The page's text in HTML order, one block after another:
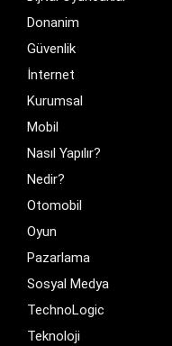
Donanim
Güvenlik
İnternet
Kurumsal
Mobil
Nasıl Yapılır?
Nedir?
Otomobil
Oyun
Pazarlama
Sosyal Medya
TechnoLogic
Teknoloji